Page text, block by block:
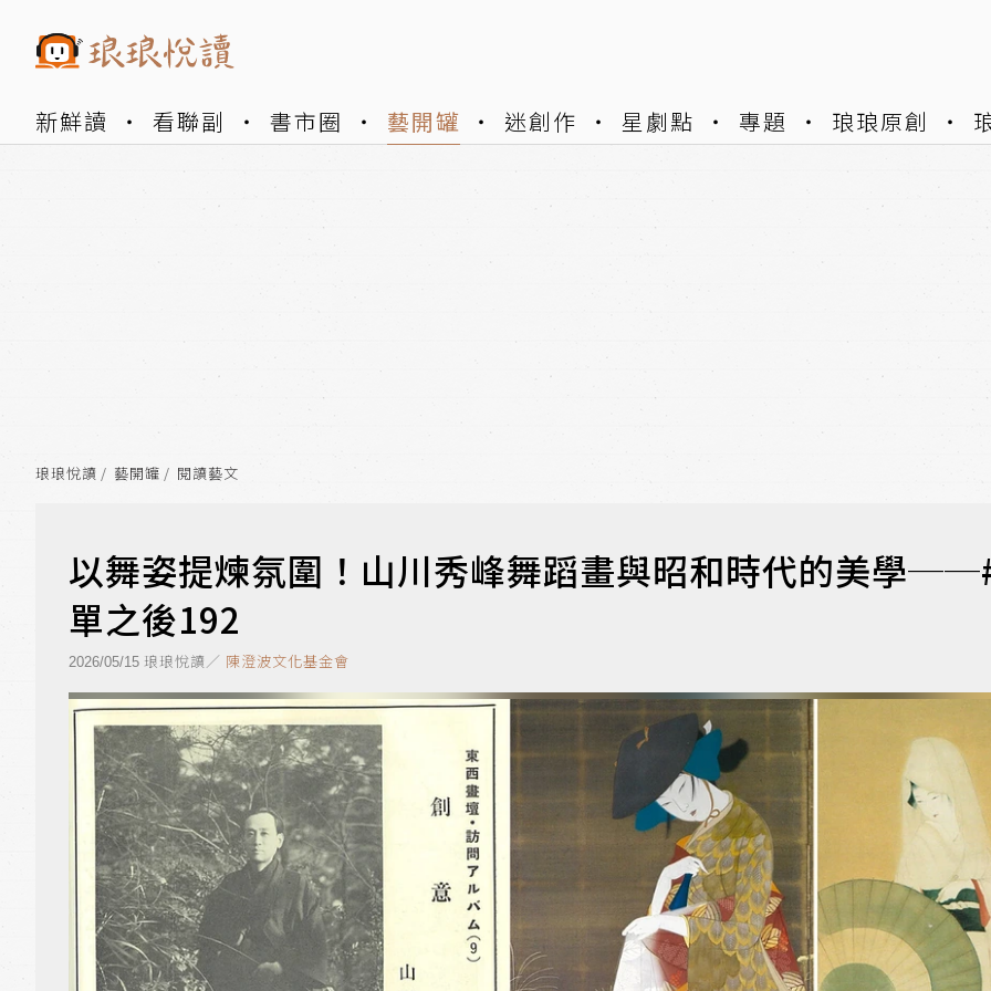
新鮮讀 看聯副 書市圈 藝開罐 迷創作 星劇點 專題 琅琅原創
琅琅悅讀 藝開罐 閱讀藝文
以舞姿提煉氛圍！山川秀峰舞蹈畫與昭和時代的美學
單之後192
2026/05/15 琅琅悅讀／ 陳澄波文化基金會